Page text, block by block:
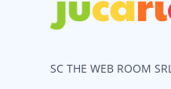
SC THE WEB ROOM SRL